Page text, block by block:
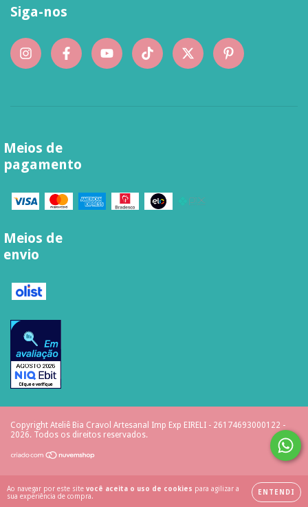
Ao navegar por este site você aceita o uso de cookies para agilizar a
sua experiência de compra.
ENTENDI
Siga-nos
Meios de
pagamento
Meios de
envio
Copyright Ateliê Bia Cravol Artesanal Imp Exp EIRELI - 26174693000122 -
2026. Todos os direitos reservados.